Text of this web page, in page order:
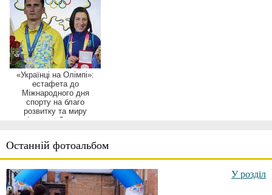
Останній фотоальбом
У розділ
«Українці на Олімпі»:
естафета до
Міжнародного дня
спорту на благо
розвитку та миру
об’єднала Донечч...